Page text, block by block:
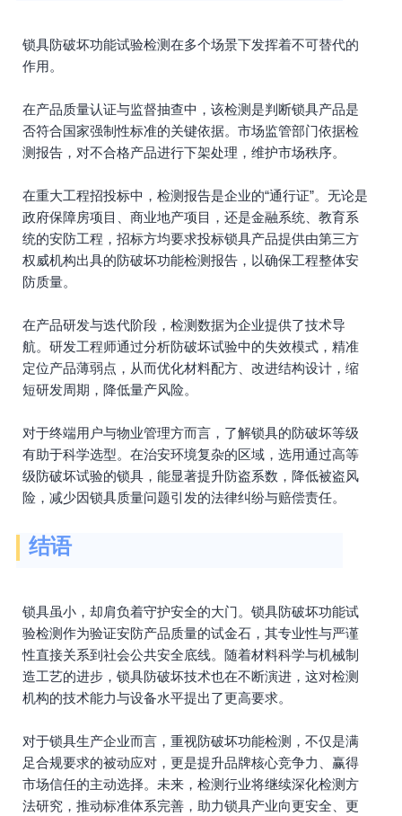
锁具防破坏功能试验检测在多个场景下发挥着不可替代的
作用。
在产品质量认证与监督抽查中，该检测是判断锁具产品是
否符合国家强制性标准的关键依据。市场监管部门依据检
测报告，对不合格产品进行下架处理，维护市场秩序。
在重大工程招投标中，检测报告是企业的“通行证”。无论是
政府保障房项目、商业地产项目，还是金融系统、教育系
统的安防工程，招标方均要求投标锁具产品提供由第三方
权威机构出具的防破坏功能检测报告，以确保工程整体安
防质量。
在产品研发与迭代阶段，检测数据为企业提供了技术导
航。研发工程师通过分析防破坏试验中的失效模式，精准
定位产品薄弱点，从而优化材料配方、改进结构设计，缩
短研发周期，降低量产风险。
对于终端用户与物业管理方而言，了解锁具的防破坏等级
有助于科学选型。在治安环境复杂的区域，选用通过高等
级防破坏试验的锁具，能显著提升防盗系数，降低被盗风
险，减少因锁具质量问题引发的法律纠纷与赔偿责任。
结语
锁具虽小，却肩负着守护安全的大门。锁具防破坏功能试
验检测作为验证安防产品质量的试金石，其专业性与严谨
性直接关系到社会公共安全底线。随着材料科学与机械制
造工艺的进步，锁具防破坏技术也在不断演进，这对检测
机构的技术能力与设备水平提出了更高要求。
对于锁具生产企业而言，重视防破坏功能检测，不仅是满
足合规要求的被动应对，更是提升品牌核心竞争力、赢得
市场信任的主动选择。未来，检测行业将继续深化检测方
法研究，推动标准体系完善，助力锁具产业向更安全、更